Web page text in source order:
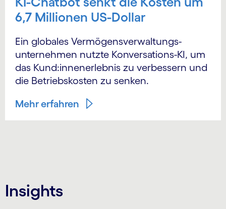
6,7 Millionen US-Dollar
Ein globales Vermögens­verwaltungs­
unternehmen nutzte Konversations-KI, um
das Kund:innen­erlebnis zu verbessern und
die Betriebskosten zu senken.
Mehr erfahren
Insights